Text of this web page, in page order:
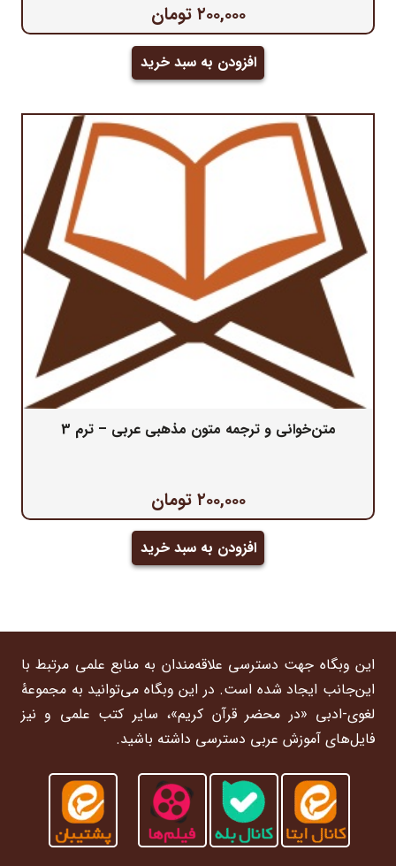
۲۰۰,۰۰۰ تومان
افزودن به سبد خرید
متن‌خوانی و ترجمه متون مذهبی عربی – ترم 3
۲۰۰,۰۰۰ تومان
افزودن به سبد خرید
این وبگاه جهت دسترسی علاقه‌مندان به منابع علمی مرتبط با
این‌جانب ایجاد شده است. در این وبگاه می‌توانید به مجموعۀ
لغوی-ادبی «در محضر قرآن کریم»، سایر کتب علمی و نیز
فایل‌های آموزش عربی دسترسی داشته باشید.